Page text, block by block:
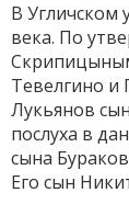
В Угличском
века. По
Тевелгино и
Лукьянов
послуха в
сына
Его сын